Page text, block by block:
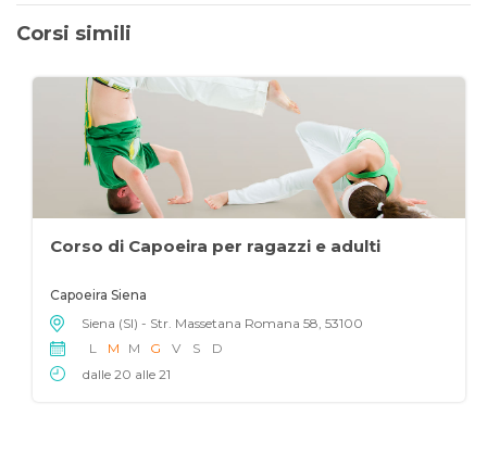
Corsi simili
Corso di Capoeira per ragazzi e adulti
Capoeira Siena
Siena (SI) - Str. Massetana Romana 58, 53100
L
M M G V S
D
dalle 20 alle 21